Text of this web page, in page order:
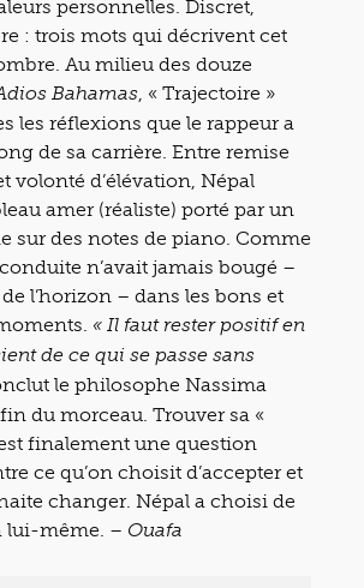
personnelles. Discret,
: trois mots qui décrivent cet
Au milieu des douze
Bahamas , « Trajectoire »
les réflexions que le rappeur a
de sa carrière. Entre remise
volonté d’élévation, Népal
amer (réaliste) porté par un
sur des notes de piano. Comme
n’avait jamais bougé –
l’horizon – dans les bons et
« Il faut rester positif en
de ce qui se passe sans
le philosophe Nassima
du morceau. Trouver sa «
finalement une question
ce qu’on choisit d’accepter et
changer. Népal a choisi de
lui-même.
– Ouafa